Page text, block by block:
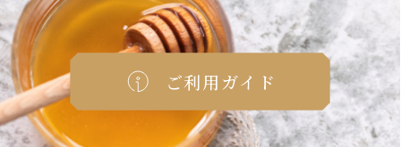
ご利用ガイド